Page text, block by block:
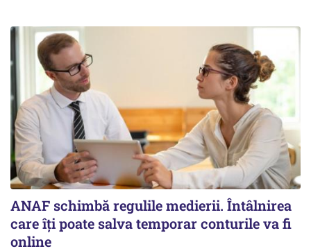
ANAF schimbă regulile medierii. Întâlnirea
care îți poate salva temporar conturile va fi
online